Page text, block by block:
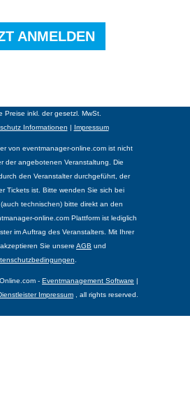
ANMELDEN
Preise inkl. der gesetzl. MwSt.
Informationen | Impressum
von eventmanager-online.com ist nicht
der angebotenen Veranstaltung. Die
den Veranstalter durchgeführt, der
Tickets ist. Bitte wenden Sie sich bei
technischen) bitte direkt an den
online.com Plattform ist lediglich
im Auftrag des Veranstalters. Mit Ihrer
Sie unsere AGB und
- Eventmanagement Software |
Impressum , all rights reserved.